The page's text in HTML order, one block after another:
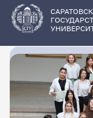
основному
содержанию